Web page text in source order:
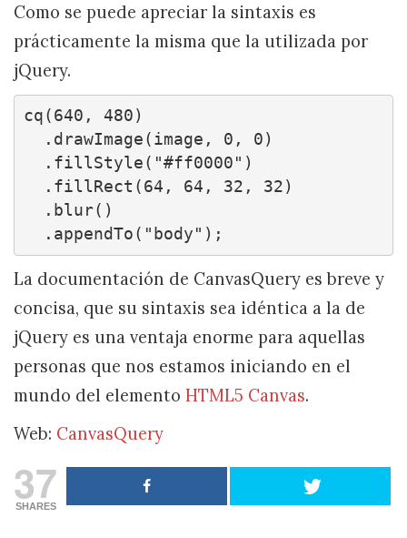
Como se puede apreciar la sintaxis es
prácticamente la misma que la utilizada por
jQuery.
cq(640, 480)
  .appendTo("body");
La documentación de CanvasQuery es breve y
concisa, que su sintaxis sea idéntica a la de
jQuery es una ventaja enorme para aquellas
personas que nos estamos iniciando en el
mundo del elemento HTML5 Canvas.
Web: CanvasQuery
37
SHARES